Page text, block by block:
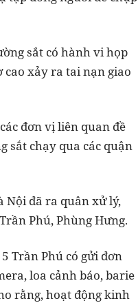
sắt có hành vi họp
cao xảy ra tai nạn giao
đơn vị liên quan đề
sắt chạy qua các quận
Nội đã ra quân xử lý,
Phú, Phùng Hưng.
Trần Phú có gửi đơn
loa cảnh báo, barie
rằng, hoạt động kinh